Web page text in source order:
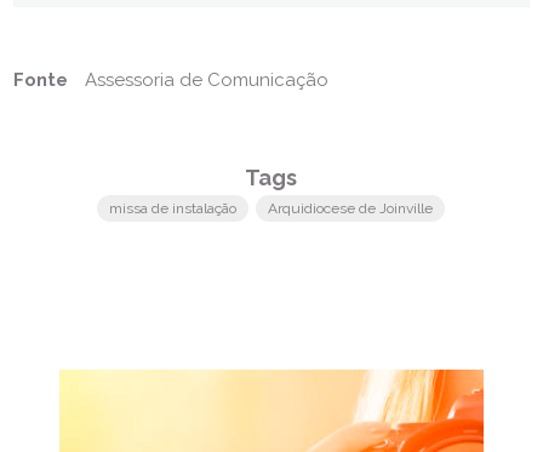
Fonte Assessoria de Comunicação
Tags
missa de instalação Arquidiocese de Joinville